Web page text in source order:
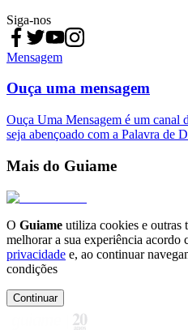
Siga-nos
Mensagem
Ouça uma mensagem
Ouça Uma Mensagem é um canal
seja abençoado com a Palavra de
Mais do Guiame
O Guiame utiliza cookies e outras
melhorar a sua experiência acordo
privacidade e, ao continuar
condições
Continuar